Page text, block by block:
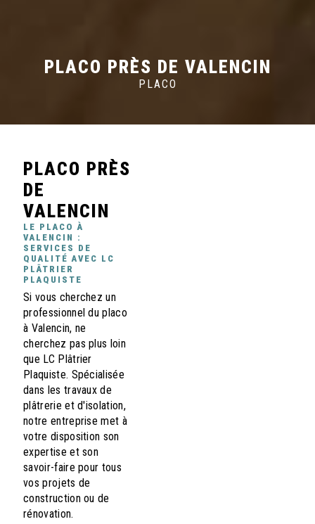
PLACO PRÈS DE VALENCIN
PLACO
PLACO PRÈS
DE
VALENCIN
LE PLACO À
VALENCIN :
SERVICES DE
QUALITÉ AVEC LC
PLÂTRIER
PLAQUISTE
Si vous cherchez un
professionnel du placo
à Valencin, ne
cherchez pas plus loin
que LC Plâtrier
Plaquiste. Spécialisée
dans les travaux de
plâtrerie et d'isolation,
notre entreprise met à
votre disposition son
expertise et son
savoir-faire pour tous
vos projets de
construction ou de
rénovation.